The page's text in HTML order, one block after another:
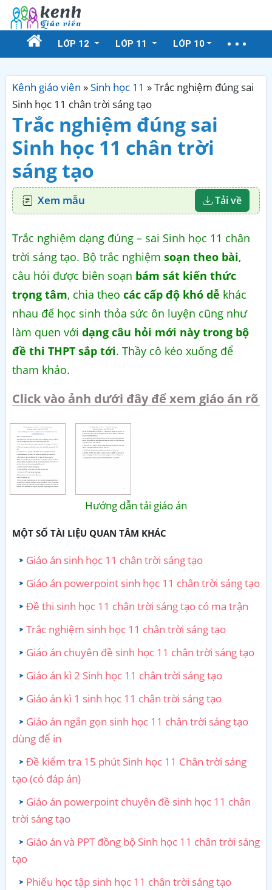
LỚP 12 LỚP 11 LỚP 10
Kênh giáo viên »Sinh học 11 »Trắc nghiệm đúng sai
Sinh học 11 chân trời sáng tạo
Trắc nghiệm đúng sai
Sinh học 11 chân trời
sáng tạo
Xem mẫu Tải về
Trắc nghiệm dạng đúng – sai Sinh học 11 chân
trời sáng tạo. Bộ trắc nghiệm soạn theo bài,
câu hỏi được biên soạn bám sát kiến thức
trọng tâm, chia theo các cấp độ khó dễ khác
nhau để học sinh thỏa sức ôn luyện cũng như
làm quen với dạng câu hỏi mới này trong bộ
đề thi THPT sắp tới. Thầy cô kéo xuống để
tham khảo.
Click vào ảnh dưới đây để xem giáo án rõ
Hướng dẫn tải giáo án
MỘT SỐ TÀI LIỆU QUAN TÂM KHÁC
Giáo án sinh học 11 chân trời sáng tạo
Giáo án powerpoint sinh học 11 chân trời sáng tạo
Đề thi sinh học 11 chân trời sáng tạo có ma trận
Trắc nghiệm sinh học 11 chân trời sáng tạo
Giáo án chuyên đề sinh học 11 chân trời sáng tạo
Giáo án kì 2 Sinh học 11 chân trời sáng tạo
Giáo án kì 1 sinh học 11 chân trời sáng tạo
Giáo án ngắn gọn sinh học 11 chân trời sáng tạo
dùng để in
Đề kiểm tra 15 phút Sinh học 11 Chân trời sáng
tạo (có đáp án)
Giáo án powerpoint chuyên đề sinh học 11 chân
trời sáng tạo
Giáo án và PPT đồng bộ Sinh học 11 chân trời sáng
tạo
Phiếu học tập sinh học 11 chân trời sáng tạo